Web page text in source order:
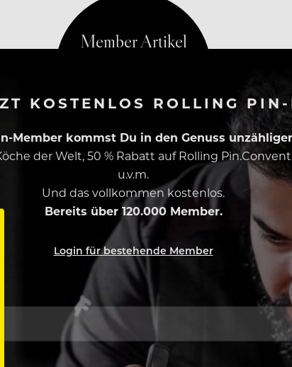
KOSTENLOS ROLLING
Member kommst Du in den Genuss
der Welt, 50 % Rabatt auf Rolling
u.v.m.
Und das vollkommen kostenlos.
Bereits über 120.000 Member.
Login für bestehende Member